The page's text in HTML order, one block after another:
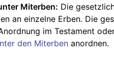
Miterben: Die
an einzelne Erben. Die
im Testament
den Miterben anordnen.